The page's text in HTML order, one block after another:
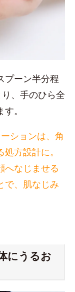
プーン半分程
、手のひら全
。
ションは、角
方設計に。
へなじませる
で、肌なじみ
にうるお